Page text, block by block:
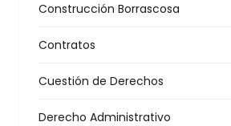
Construcción Borrascosa
Contratos
Cuestión de Derechos
Derecho Administrativo